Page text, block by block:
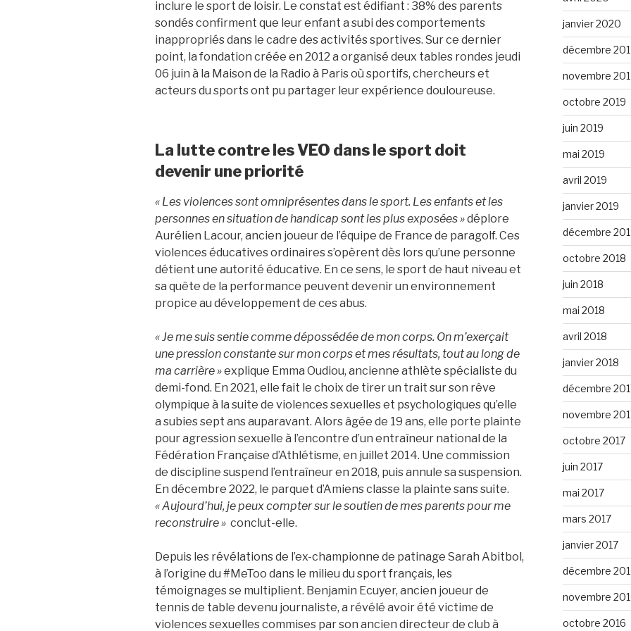
inclure le sport de loisir. Le constat est édifiant : 38% des parents
sondés confirment que leur enfant a subi des comportements
inappropriés dans le cadre des activités sportives. Sur ce dernier
point, la fondation créée en 2012 a organisé deux tables rondes jeudi
06 juin à la Maison de la Radio à Paris où sportifs, chercheurs et
acteurs du sports ont pu partager leur expérience douloureuse.
La lutte contre les VEO dans le sport doit
devenir une priorité
« Les violences sont omniprésentes dans le sport. Les enfants et les
personnes en situation de handicap sont les plus exposées »déplore
Aurélien Lacour, ancien joueur de l’équipe de France de paragolf. Ces
violences éducatives ordinaires s’opèrent dès lors qu’une personne
détient une autorité éducative. En ce sens, le sport de haut niveau et
sa quête de la performance peuvent devenir un environnement
propice au développement de ces abus.
« Je me suis sentie comme dépossédée de mon corps. On m’exerçait
une pression constante sur mon corps et mes résultats, tout au long de
ma carrière »explique Emma Oudiou, ancienne athlète spécialiste du
demi-fond. En 2021, elle fait le choix de tirer un trait sur son rêve
olympique à la suite de violences sexuelles et psychologiques qu’elle
a subies sept ans auparavant. Alors âgée de 19 ans, elle porte plainte
pour agression sexuelle à l’encontre d’un entraîneur national de la
Fédération Française d’Athlétisme, en juillet 2014. Une commission
de discipline suspend l’entraîneur en 2018, puis annule sa suspension.
En décembre 2022, le parquet d’Amiens classe la plainte sans suite.
« Aujourd’hui, je peux compter sur le soutien de mes parents pour me
reconstruire » conclut-elle.
Depuis les révélations de l’ex-championne de patinage Sarah Abitbol,
à l’origine du #MeToo dans le milieu du sport français, les
témoignages se multiplient. Benjamin Ecuyer, ancien joueur de
tennis de table devenu journaliste, a révélé avoir été victime de
violences sexuelles commises par son ancien directeur de club à
janvier 2020
décembre
novembre
octobre 2019
juin 2019
mai 2019
avril 2019
janvier 2019
décembre
octobre 2018
juin 2018
mai 2018
avril 2018
janvier 2018
décembre
novembre
octobre 2017
juin 2017
mai 2017
mars 2017
janvier 2017
décembre
novembre
octobre 2016